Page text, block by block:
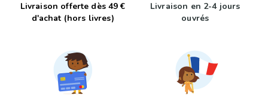
Livraison offerte dès 49 €
d'achat (hors livres)
Livraison en 2-4 jours
ouvrés